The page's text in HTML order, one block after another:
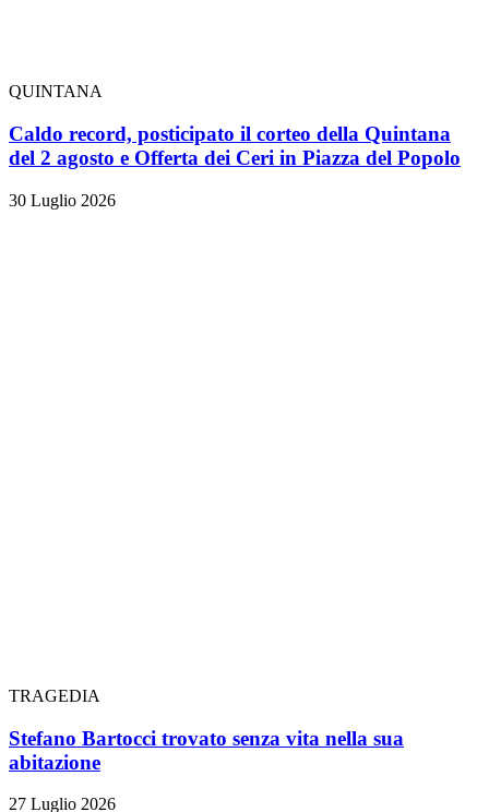
QUINTANA
Caldo record, posticipato il corteo della Quintana
del 2 agosto e Offerta dei Ceri in Piazza del Popolo
30 Luglio 2026
TRAGEDIA
Stefano Bartocci trovato senza vita nella sua
abitazione
27 Luglio 2026